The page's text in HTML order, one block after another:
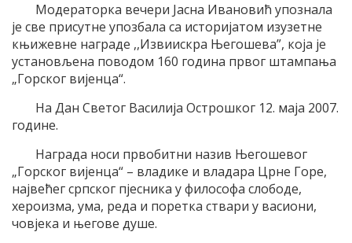
Модераторка вечери Јасна Ивановић упознала
је све присутне упозбала са историјатом изузетне
књижевне награде ,,Извиискра Његошева”, која је
установљена поводом 160 година првог штампања
„Горског вијенца“.
На Дан Светог Василија Острошког 12. маја 2007.
године.
Награда носи првобитни назив Његошевог
„Горског вијенца“ – владике и владара Црне Горе,
највећег српског пјесника у философа слободе,
хероизма, ума, реда и поретка ствари у васиони,
човјека и његове душе.